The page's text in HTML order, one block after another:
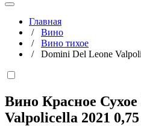
Главная
/ Вино
/ Вино тихое
/ Domini Del Leone
Вино Красное
Valpolicella 2021